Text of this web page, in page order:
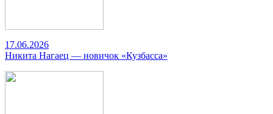
17.06.2026
Никита Нагаец — новичок «Кузбасса»